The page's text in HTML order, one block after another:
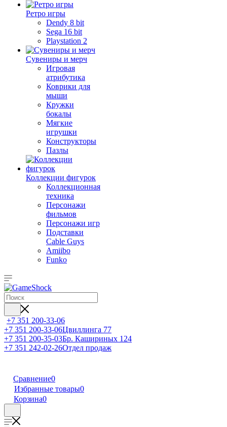
Ретро игры
Dendy 8 bit
Sega 16 bit
Playstation 2
Сувениры и мерч
Игровая
атрибутика
Коврики для
мыши
Кружки
бокалы
Мягкие
игрушки
Конструкторы
Пазлы
Коллекции фигурок
Коллекционная
техника
Персонажи
фильмов
Персонажи игр
Подставки
Cable Guys
Amiibo
Funko
+7 351 200-33-06
+7 351 200-33-06Цвиллинга 77
+7 351 200-35-03Бр. Кашириных 124
+7 351 242-02-26Отдел продаж
Сравнение0
Избранные товары0
Корзина0